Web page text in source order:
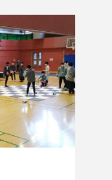
ピックス
